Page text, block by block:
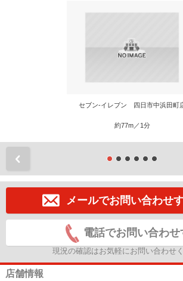
セブン-イレブン 四日市中浜田町
約77m／1分
メールでお問い合わせ
電話でお問い合わせ
現況の確認はお気軽にお問い合わせく
店舗情報